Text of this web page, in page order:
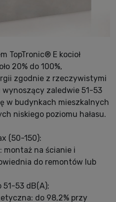
TopTronic® E kocioł
20% do 100%,
zgodnie z rzeczywistymi
wynoszący zaledwie 51-53
w budynkach mieszkalnych
niskiego poziomu hałasu.
(50-150):
montaż na ścianie i
do remontów lub
51-53 dB(A);
do 98,2% przy